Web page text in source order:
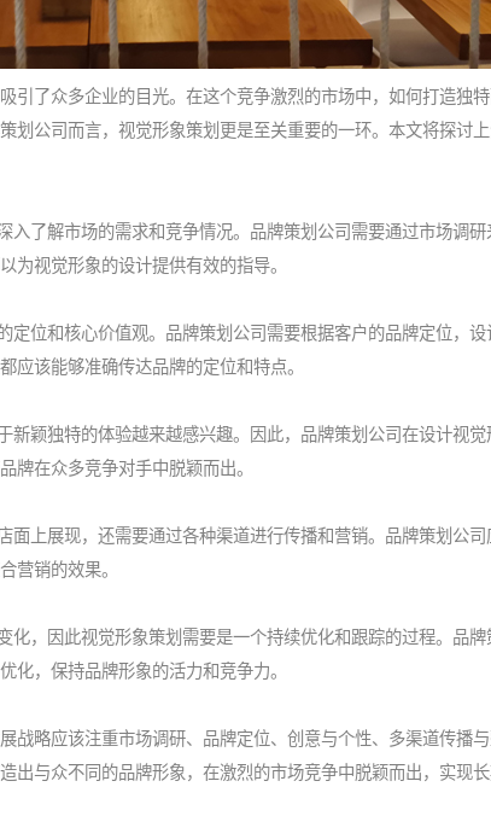
了众多企业的目光。在这个竞争激烈的市场中，如何打造独
划公司 而言，视觉形象策划更是至关重要的一环。本文将探讨
了解市场的需求和竞争情况。品牌策划公司需要通过市场调研
为视觉形象的设计提供有效的指导。
位和核心价值观。品牌策划公司需要根据客户的品牌定位，设
应该能够准确传达品牌的定位和特点。
颖独特的体验越来越感兴趣。因此，品牌策划公司在设计视觉
牌在众多竞争对手中脱颖而出。
上展现，还需要通过各种渠道进行传播和营销。品牌策划公司
营销的效果。
，因此视觉形象策划需要是一个持续优化和跟踪的过程。品牌
化，保持品牌形象的活力和竞争力。
略应该注重市场调研、品牌定位、创意与个性、多渠道传播
与众不同的品牌形象，在激烈的市场竞争中脱颖而出，实现长